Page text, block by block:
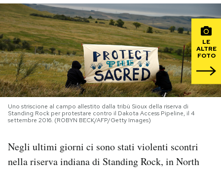
PODCAST
NEWSLETTER
I MIEI PREFERITI
LE
ALTRE
FOTO
Uno striscione al campo allestito dalla tribù Sioux della riserva di
Standing Rock per protestare contro il Dakota Access Pipeline, il 4
settembre 2016. (ROBYN BECK/AFP/Getty Images)
Negli ultimi giorni ci sono stati violenti scontri
nella riserva indiana di Standing Rock, in North